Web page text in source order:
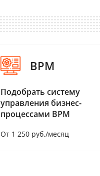
BPM
Подобрать систему
управления бизнес-
процессами BPM
От 1 250 руб./месяц